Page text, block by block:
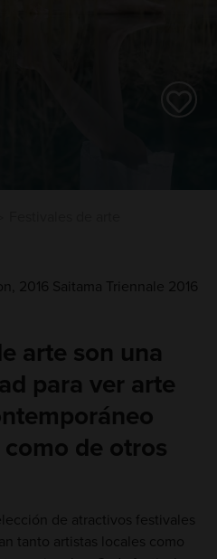
2016 Saitama Triennale 2016
arte son una
para ver arte
de otros
de atractivos festivales
tanto artistas locales como